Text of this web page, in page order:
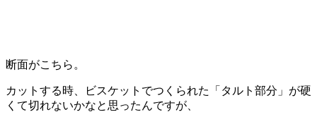
断面がこちら。
カットする時、ビスケットでつくられた「タルト部分」が硬
くて切れないかなと思ったんですが、